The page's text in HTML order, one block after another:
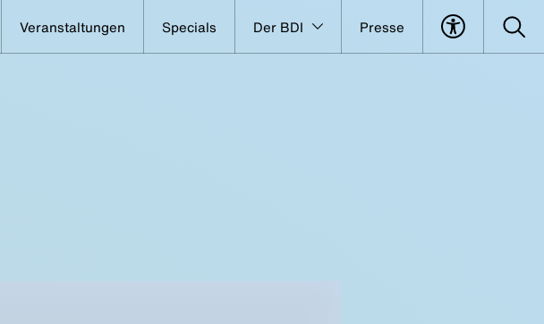
Veranstaltungen Specials Der BDI Presse